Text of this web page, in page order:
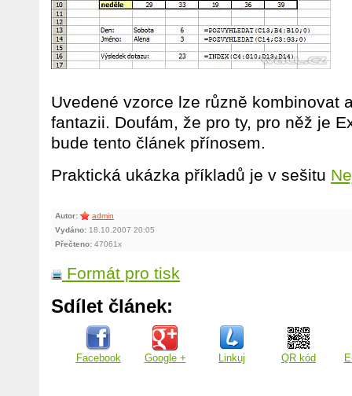
Uvedené vzorce lze různě kombinovat
fantazii. Doufám, že pro ty, pro něž je
bude tento článek přínosem.
Praktická ukázka příkladů je v sešitu
Autor:
admin
Vydáno: 18.10.2007 20:05
Přečteno: 47061x
Formát pro tisk
Sdílet článek:
Facebook Google + Linkuj QR kód